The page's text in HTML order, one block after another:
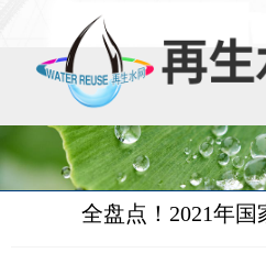
再生水动态
再生水知识
全盘点！2021年